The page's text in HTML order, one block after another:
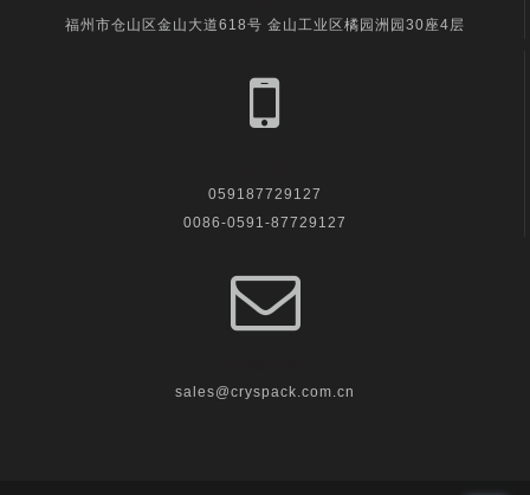
福州市仓山区金山大道618号 金山工业区橘园洲园30座4层
059187729127
0086-0591-87729127
sales@cryspack.com.cn